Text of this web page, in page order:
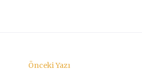
Önceki Yazı